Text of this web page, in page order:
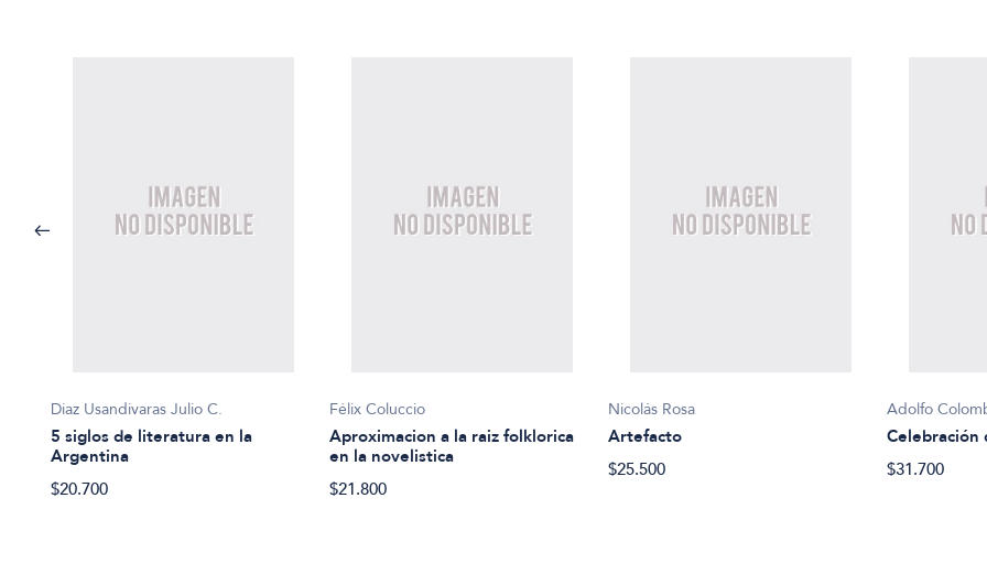
Diaz Usandivaras Julio C.
5 siglos de literatura en la
Argentina
$20.700
Félix Coluccio
Aproximacion a la raiz folklorica
en la novelistica
$21.800
Nicolás Rosa
Artefacto
$25.500
Adolfo
Celebración
$31.700